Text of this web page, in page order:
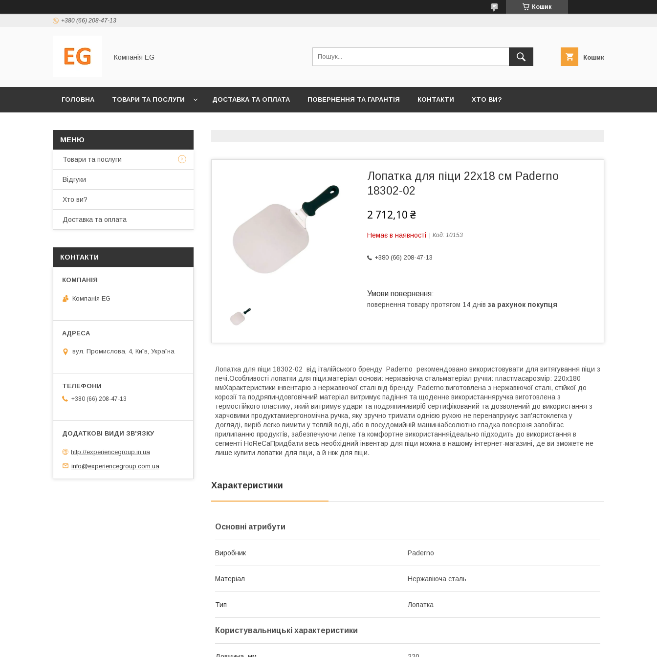
Кошик
+380 (66) 208-47-13
Компанія EG Кошик
ГОЛОВНА ТОВАРИ ТА ПОСЛУГИ ДОСТАВКА ТА ОПЛАТА ПОВЕРНЕННЯ ТА ГАРАНТІЯ КОНТАКТИ ХТО ВИ?
Лопатка для піци 22х18 см Paderno
18302-02
2 712,10 ₴
Немає в наявності Код: 10153
+380 (66) 208-47-13
повернення товару протягом 14 днів за рахунок покупця
Лопатка для піци 18302-02 від італійського бренду Paderno рекомендовано використовувати для витягування піци з
печі.Особливості лопатки для піци:матеріал основи: нержавіюча стальматеріал ручки: пластмасарозмір: 220x180
ммХарактеристики інвентарю з нержавіючої сталі від бренду Paderno:виготовлена з нержавіючої сталі, стійкої до
корозії та подряпиндовговічний матеріал витримує падіння та щоденне використанняручка виготовлена з
термостійкого пластику, який витримує удари та подряпинивиріб сертифікований та дозволений до використання з
харчовими продуктамиергономічна ручка, яку зручно тримати однією рукою не перенапружує зап'ястоклегка у
догляді, виріб легко вимити у теплій воді, або в посудомийній машиніабсолютно гладка поверхня запобігає
прилипанню продуктів, забезпечуючи легке та комфортне використанняідеально підходить до використання в
сегменті HoReCaПридбати весь необхідний інвентар для піци можна в нашому інтернет-магазині, де ви зможете не
лише купити лопатки для піци, а й ніж для піци.
Характеристики
Основні атрибути
Виробник Paderno
Матеріал Нержавіюча сталь
Тип Лопатка
Користувальницькі характеристики
Товари та послуги
Відгуки
Хто ви?
Доставка та оплата
КОНТАКТИ
Компанія EG
вул. Промислова, 4, Київ, Україна
+380 (66) 208-47-13
http://experiencegroup.in.ua
info@experiencegroup.com.ua